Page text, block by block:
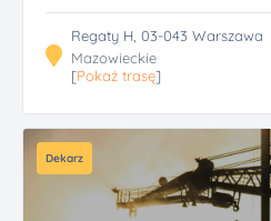
Regaty H, 03-043 Warszawa
Mazowieckie
[Pokaż trasę]
Dekarz